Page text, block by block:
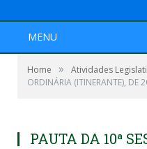
MENU
Home » Atividades
ORDINÁRIA (ITINERANTE), DE
PAUTA DA 10ª